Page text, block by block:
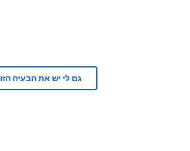
גם לי יש את הבעיה הזו